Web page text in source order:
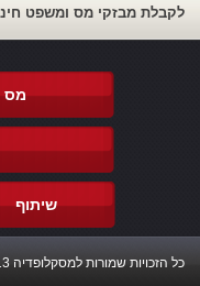
לקבלת מבזקי מס ומשפט
מס
שיתוף
כל הזכויות שמורות למסקלופדיה 2013 ©